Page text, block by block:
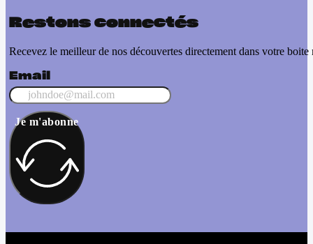
Restons connectés
Recevez le meilleur de nos découvertes directement dans votre boite
Email
Je m'abonne